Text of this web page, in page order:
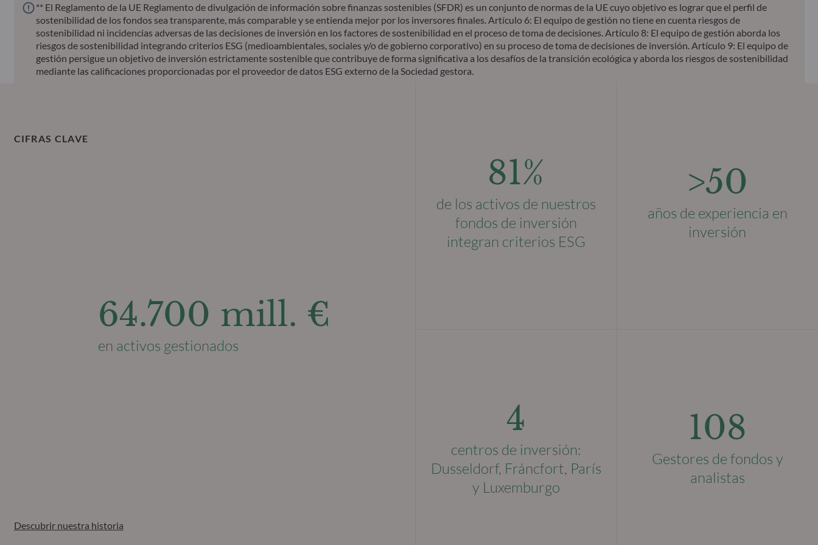
** El Reglamento de la UE Reglamento de divulgación de información sobre finanzas sostenibles (SFDR) es un conjunto de normas de la UE cuyo objetivo es lograr que el perfil de
sostenibilidad de los fondos sea transparente, más comparable y se entienda mejor por los inversores finales. Artículo 6: El equipo de gestión no tiene en cuenta riesgos de
sostenibilidad ni incidencias adversas de las decisiones de inversión en los factores de sostenibilidad en el proceso de toma de decisiones. Artículo 8: El equipo de gestión aborda los
riesgos de sostenibilidad integrando criterios ESG (medioambientales, sociales y/o de gobierno corporativo) en su proceso de toma de decisiones de inversión. Artículo 9: El equipo de
gestión persigue un objetivo de inversión estrictamente sostenible que contribuye de forma significativa a los desafíos de la transición ecológica y aborda los riesgos de sostenibilidad
mediante las calificaciones proporcionadas por el proveedor de datos ESG externo de la Sociedad gestora.
CIFRAS CLAVE
64.700 mill. €
en activos gestionados
81%
de los activos de nuestros
fondos de inversión
integran criterios ESG
>50
años de experiencia en
inversión
4
centros de inversión:
Dusseldorf, Fráncfort, París
y Luxemburgo
108
Gestores de fondos y
analistas
Descubrir nuestra historia